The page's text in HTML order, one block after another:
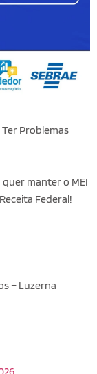
Ter Problemas
manter o MEI
Federal!
– Luzerna